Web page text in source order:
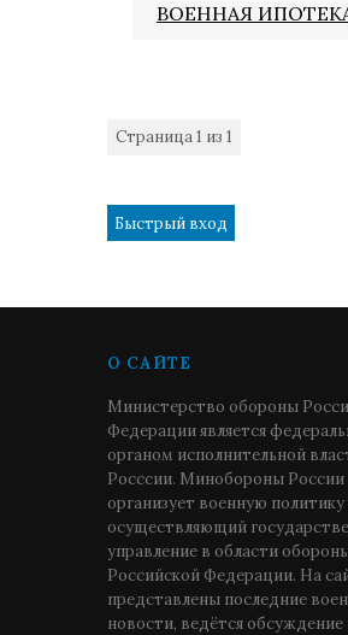
ВОЕННАЯ
Страница1 из 1
О САЙТЕ
Министерство обороны
Федерации является
органом исполнительной
Росссии. Минобороны России
организует военную политику
осуществляющий
управление в области
Российской Федерации. На
представлены последние
новости, ведётся обсуждение